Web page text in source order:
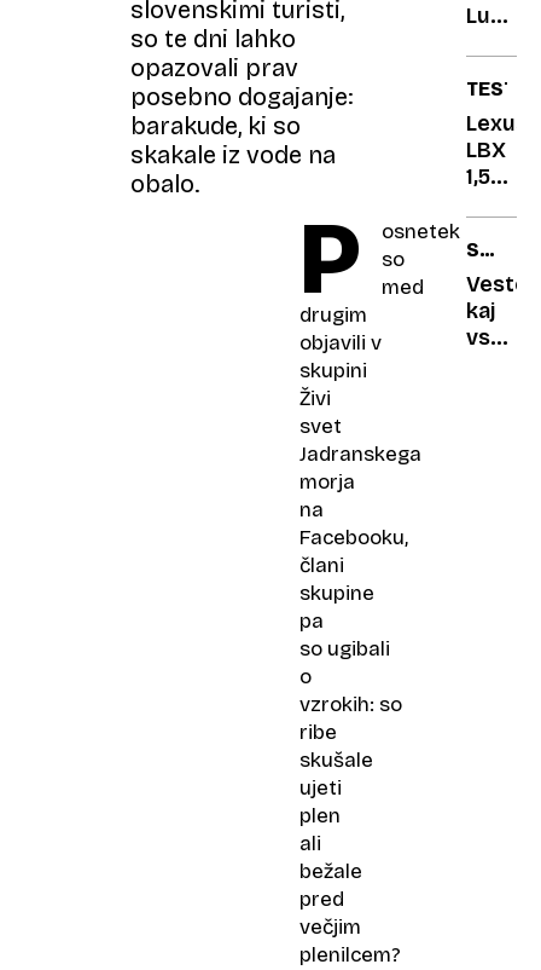
slovenskimi turisti,
so te dni lahko
opazovali prav
posebno dogajanje:
barakude, ki so
skakale iz vode na
obalo.
P
osnetek
so
med
drugim
objavili v
skupini
Živi
svet
Jadranskega
morja
na
Facebooku,
člani
skupine
pa
so ugibali
o
vzrokih: so
ribe
skušale
ujeti
plen
ali
bežale
pred
večjim
plenilcem?
Luni
Blue
Ghost,
ki bo
kmalu
TEST
Lexus
LBX
1,5
roka
novi
SKRB
ZA
Veste,
kaj
vse